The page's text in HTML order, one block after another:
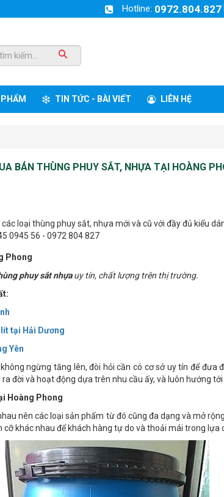
Hotline: 0972.804.827
TIN TỨC - BÀI VIẾT LIÊN HỆ
BÁN THÙNG PHUY SẮT, NHỰA TẠI HOÀNG
loại thùng phuy sắt, nhựa mới và cũ với đầy đủ kiểu
0945 56 - 0972 804 827
Phong
phuy sắt nhựauy tín, chất lượng trên thị trường.
tại Hải Dương
Yên
không ngừng tăng lên, đòi hỏi cần có cơ sở uy tín để đưa
đời và hoạt động dựa trên nhu cầu ấy, và luôn hướng
Hoàng Phong
nên các loại sản phẩm từ đó cũng đa dạng và mở
khác nhau để khách hàng tự do và thoải mái trong lựa